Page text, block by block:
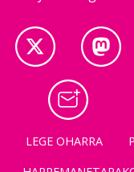
LEGE OHARRA